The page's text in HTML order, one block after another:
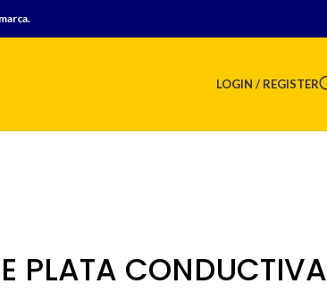
LOGIN / REGISTER
PLATA CONDUCTIVA